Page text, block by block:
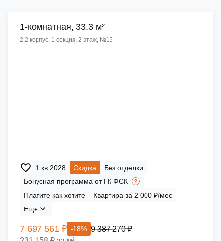
1-комнатная, 33.3 м²
2.2 корпус, 1 секция, 2 этаж, №16
1 кв 2028 Скидка
Без отделки
Бонусная программа от ГК ФСК
Платите как хотите
Квартира за 2 000 ₽/мес
Ещё
7 697 561 ₽ -18% 9 387 270 ₽